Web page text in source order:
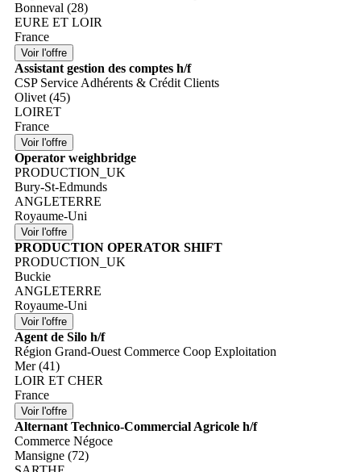
Bonneval (28)
EURE ET LOIR
France
Assistant gestion des comptes h/f
CSP Service Adhérents & Crédit Clients
Olivet (45)
LOIRET
France
Operator weighbridge
PRODUCTION_UK
Bury-St-Edmunds
ANGLETERRE
Royaume-Uni
PRODUCTION OPERATOR SHIFT
PRODUCTION_UK
Buckie
ANGLETERRE
Royaume-Uni
Agent de Silo h/f
Région Grand-Ouest Commerce Coop Exploitation
Mer (41)
LOIR ET CHER
France
Alternant Technico-Commercial Agricole h/f
Commerce Négoce
Mansigne (72)